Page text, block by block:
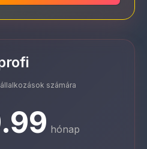
számára
hónap